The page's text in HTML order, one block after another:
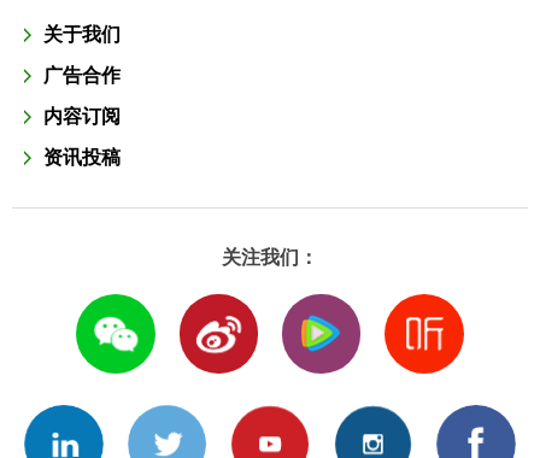
关于我们
广告合作
内容订阅
资讯投稿
关注我们：